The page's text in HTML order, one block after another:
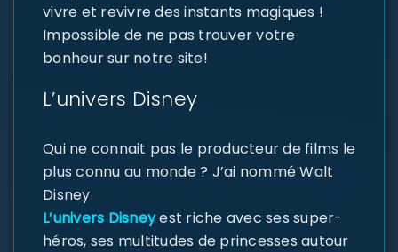
vivre et revivre des instants magiques !
Impossible de ne pas trouver votre
bonheur sur notre site!
L’univers Disney
Qui ne connait pas le producteur de films le
plus connu au monde ? J’ai nommé Walt
Disney.
L’univers Disneyest riche avec ses super-
héros, ses multitudes de princesses autour